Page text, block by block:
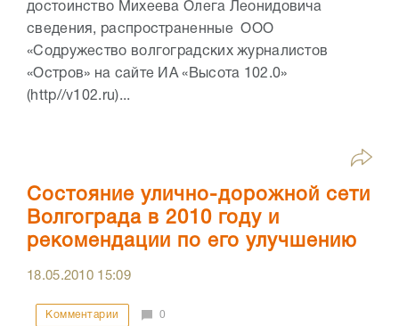
достоинство Михеева Олега Леонидовича
сведения, распространенные ООО
«Содружество волгоградских журналистов
«Остров» на сайте ИА «Высота 102.0»
(http//v102.ru)...
Состояние улично-дорожной сети
Волгограда в 2010 году и
рекомендации по его улучшению
18.05.2010 15:09
Комментарии 0